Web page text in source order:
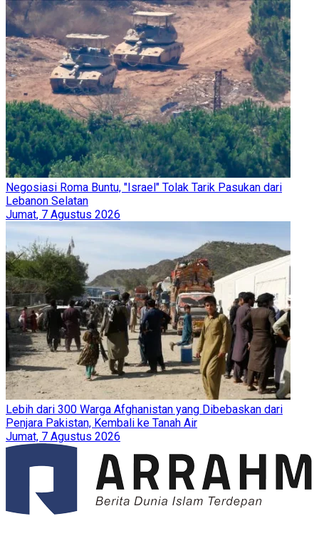
Negosiasi Roma Buntu, "Israel" Tolak Tarik Pasukan dari
Lebanon Selatan
Jumat, 7 Agustus 2026
Lebih dari 300 Warga Afghanistan yang Dibebaskan dari
Penjara Pakistan, Kembali ke Tanah Air
Jumat, 7 Agustus 2026